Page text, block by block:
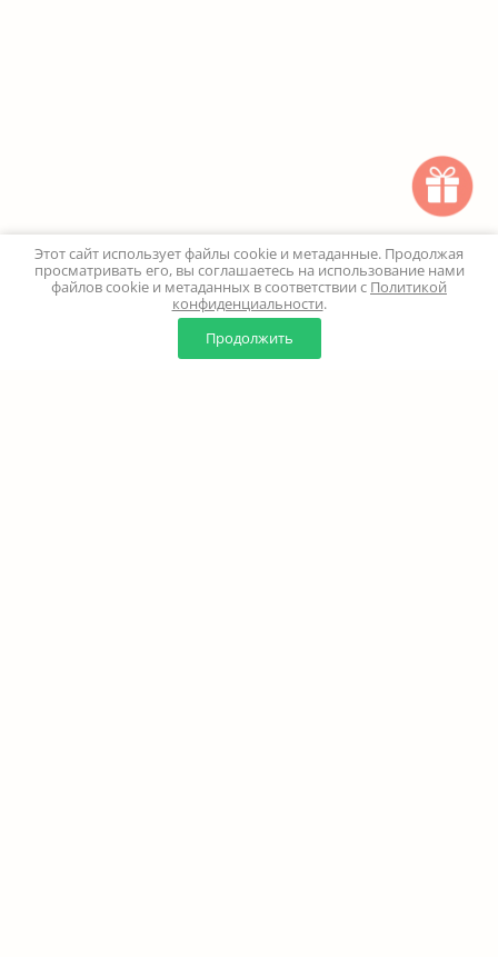
0
Корзина
Этот сайт использует файлы cookie и метаданные. Продолжая
просматривать его, вы соглашаетесь на использование нами
файлов cookie и метаданных в соответствии с Политикой
конфиденциальности.
Продолжить